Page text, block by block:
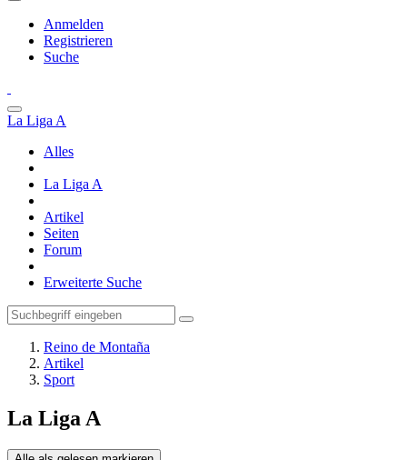
Anmelden
Registrieren
Suche
La Liga A
Alles
La Liga A
Artikel
Seiten
Forum
Erweiterte Suche
Reino de Montaña
Artikel
Sport
La Liga A